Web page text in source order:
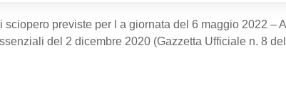
previste per l a giornata del 6 maggio 2022 –
del 2 dicembre 2020 (Gazzetta Ufficiale n. 8